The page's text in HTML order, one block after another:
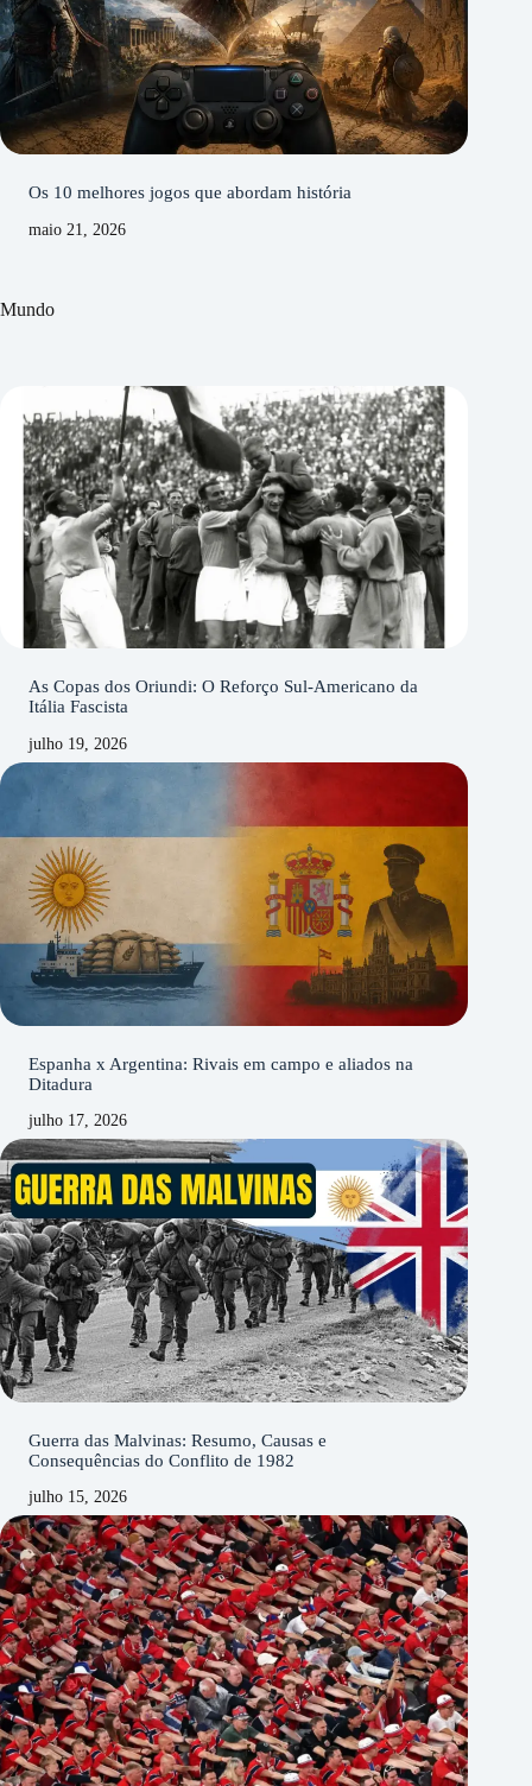
Os 10 melhores jogos que abordam história
maio 21, 2026
Mundo
As Copas dos Oriundi: O Reforço Sul-Americano da
Itália Fascista
julho 19, 2026
Espanha x Argentina: Rivais em campo e aliados na
Ditadura
julho 17, 2026
Guerra das Malvinas: Resumo, Causas e
Consequências do Conflito de 1982
julho 15, 2026